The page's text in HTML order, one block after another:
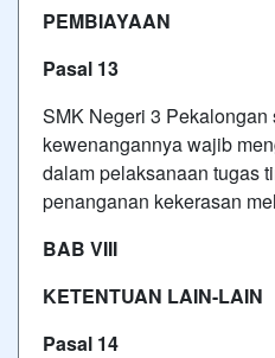
PEMBIAYAAN
Pasal 13
SMK Negeri 3 Pekalongan
kewenangannya wajib
dalam pelaksanaan tugas
penanganan kekerasan
BAB VIII
KETENTUAN LAIN-LAIN
Pasal 14